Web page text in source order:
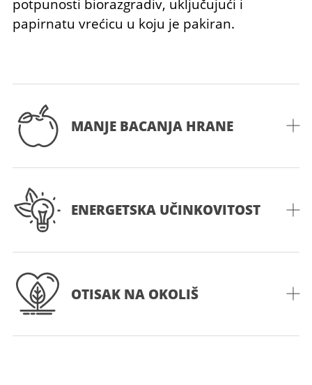
potpunosti biorazgradiv, uključujući i
papirnatu vrećicu u koju je pakiran.
MANJE BACANJA HRANE
ENERGETSKA UČINKOVITOST
OTISAK NA OKOLIŠ